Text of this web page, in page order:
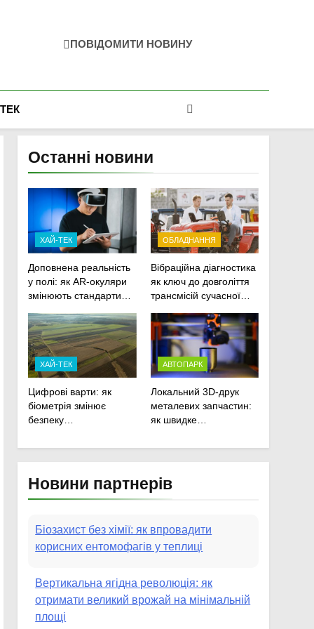
ПОВІДОМИТИ НОВИНУ
Останні новини
ХАЙ-ТЕК
Доповнена реальність
у полі: як AR-окуляри
змінюють стандарти
сільськогосподарської
техніки
ОБЛАДНАННЯ
Вібраційна діагностика
як ключ до довголіття
трансмісій сучасної
ХАЙ-ТЕК
Цифрові варти: як
біометрія змінює
безпеку
АВТОПАРК
Локальний 3D-друк
металевих запчастин:
як швидке
посівну
Новини партнерів
Біозахист без хімії: як впровадити
корисних ентомофагів у теплиці
Вертикальна ягідна революція: як
отримати великий врожай на мінімальній
площі